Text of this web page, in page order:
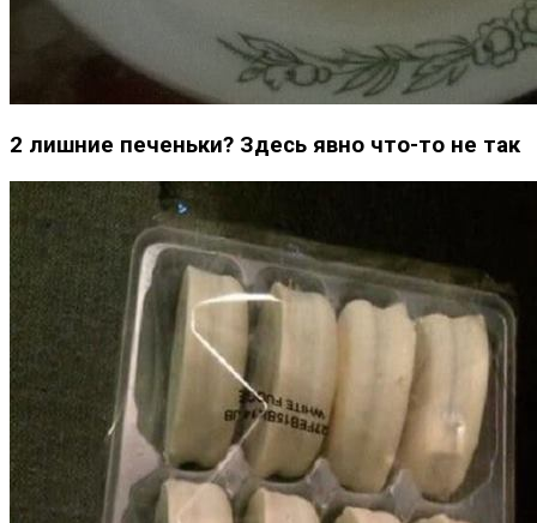
2 лишние печеньки? Здесь явно что-то не так